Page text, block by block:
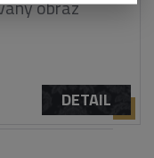
obraz
DETAIL